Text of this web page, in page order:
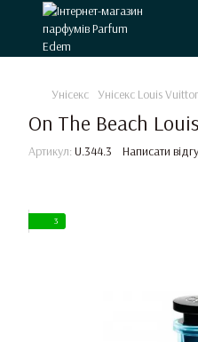
Унісекс Унісекс Louis
On The Beach
Артикул: U.344.3 Написати
3